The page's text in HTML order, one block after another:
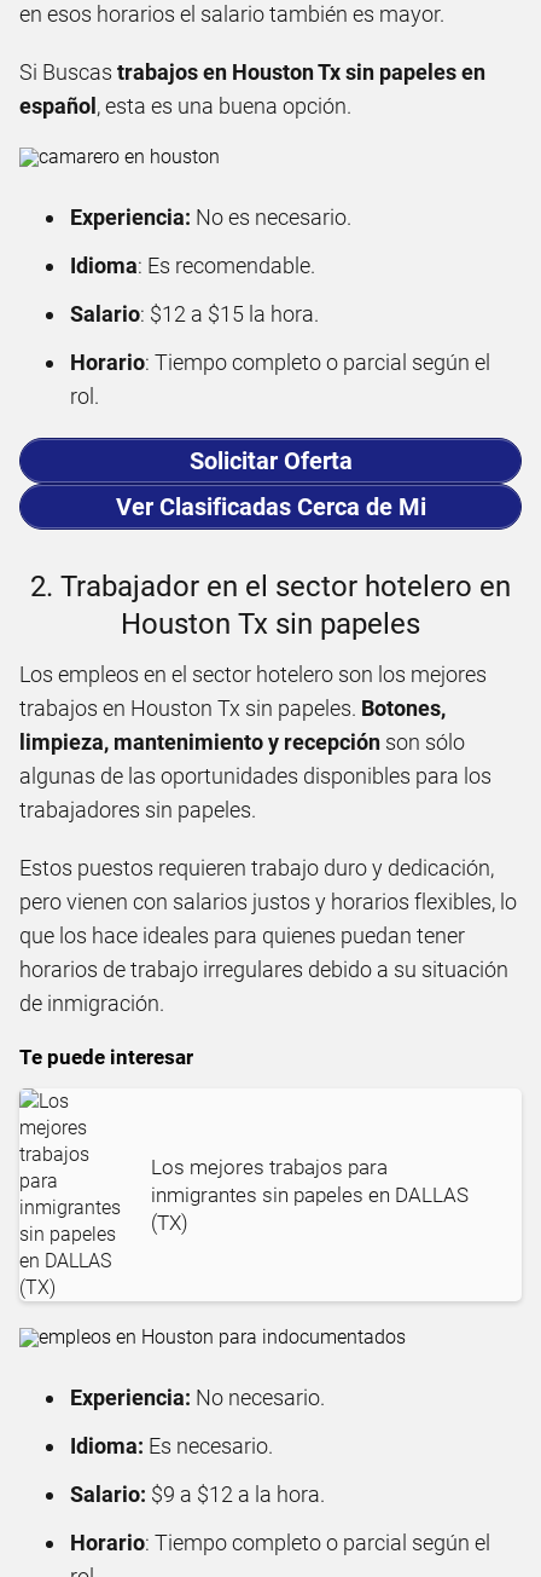
en esos horarios el salario también es mayor.
Si Buscas trabajos en Houston Tx sin papeles en
español , esta es una buena opción.
Experiencia: No es necesario.
Idioma: Es recomendable.
Salario: $12 a $15 la hora.
Horario: Tiempo completo o parcial según el
rol.
Solicitar Oferta
Ver Clasificadas Cerca de Mi
2. Trabajador en el sector hotelero en
Houston Tx sin papeles
Los empleos en el sector hotelero son los mejores
trabajos en Houston Tx sin papeles. Botones,
limpieza, mantenimiento y recepción son sólo
algunas de las oportunidades disponibles para los
trabajadores sin papeles.
Estos puestos requieren trabajo duro y dedicación,
pero vienen con salarios justos y horarios flexibles, lo
que los hace ideales para quienes puedan tener
horarios de trabajo irregulares debido a su situación
de inmigración.
Te puede interesar
Los mejores trabajos para
inmigrantes sin papeles en DALLAS
(TX)
Experiencia: No necesario.
Idioma: Es necesario.
Salario: $9 a $12 a la hora.
Horario: Tiempo completo o parcial según el